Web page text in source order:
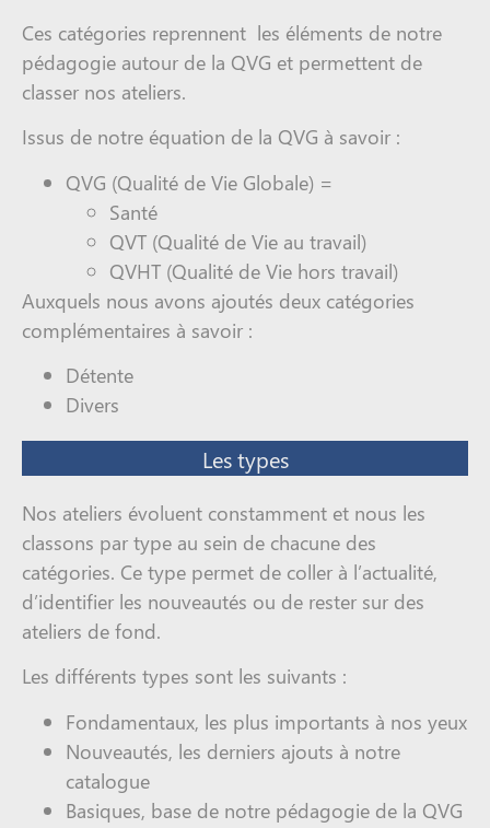
Ces catégories reprennent les éléments de notre
pédagogie autour de la QVG et permettent de
classer nos ateliers.
Issus de notre équation de la QVG à savoir :
QVG (Qualité de Vie Globale) =
Santé
QVT (Qualité de Vie au travail)
QVHT (Qualité de Vie hors travail)
Auxquels nous avons ajoutés deux catégories
complémentaires à savoir :
Détente
Divers
Les types
Nos ateliers évoluent constamment et nous les
classons par type au sein de chacune des
catégories. Ce type permet de coller à l’actualité,
d’identifier les nouveautés ou de rester sur des
ateliers de fond.
Les différents types sont les suivants :
Fondamentaux, les plus importants à nos yeux
Nouveautés, les derniers ajouts à notre
catalogue
Basiques, base de notre pédagogie de la QVG